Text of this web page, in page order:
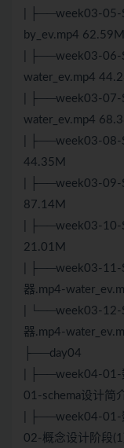
| ├──week03-05-
by_ev.mp4 62.59M
| ├──week03-06-
water_ev.mp4
| ├──week03-07-
water_ev.mp4
| ├──week03-08-
44.35M
| ├──week03-09-
87.14M
| ├──week03-10-
21.01M
| ├──week03-11-
器.mp4-
| └──week03-12-
器.mp4-
├──day04
| ├──week04-01-
01-schema设计简
| ├──week04-01-
02-概念设计阶段